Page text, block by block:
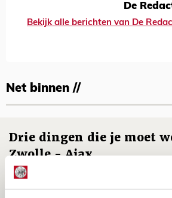
De
Bekijk alle berichten van De
Net binnen //
Drie dingen die je moet
Zwolle - Ajax
08 AUGUSTUS 2026 - 12:32